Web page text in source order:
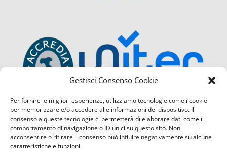
Gestisci Consenso Cookie
Per fornire le migliori esperienze, utilizziamo tecnologie come i cookie
per memorizzare e/o accedere alle informazioni del dispositivo. Il
consenso a queste tecnologie ci permetterà di elaborare dati come il
comportamento di navigazione o ID unici su questo sito. Non
acconsentire o ritirare il consenso può influire negativamente su alcune
caratteristiche e funzioni.